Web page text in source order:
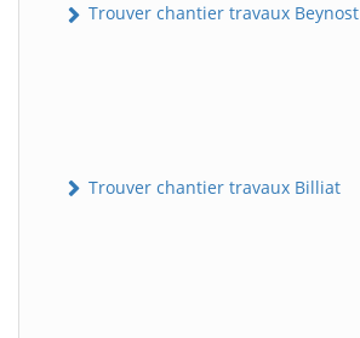
Trouver chantier travaux Beynost
Trouver chantier travaux Billiat